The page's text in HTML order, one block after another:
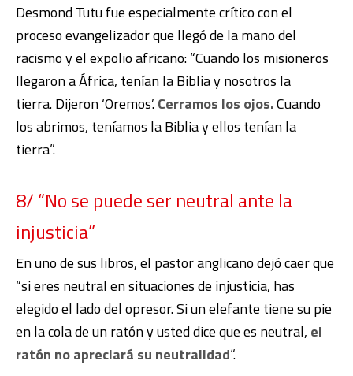
Desmond Tutu fue especialmente crítico con el
proceso evangelizador que llegó de la mano del
racismo y el expolio africano: “Cuando los misioneros
llegaron a África, tenían la Biblia y nosotros la
tierra. Dijeron ‘Oremos’.Cerramos los ojos.Cuando
los abrimos, teníamos la Biblia y ellos tenían la
tierra”.
8/ “No se puede ser neutral ante la
injusticia”
En uno de sus libros, el pastor anglicano dejó caer que
“si eres neutral en situaciones de injusticia, has
elegido el lado del opresor. Si un elefante tiene su pie
en la cola de un ratón y usted dice que es neutral, el
ratón no apreciará su neutralidad“.